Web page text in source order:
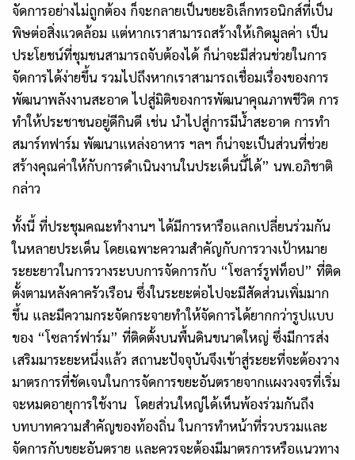
จัดการอย่างไม่ถูกต้อง ก็จะกลายเป็นขยะอิเล็กทรอนิกส์ที่เป็น
พิษต่อสิ่งแวดล้อม แต่หากเราสามารถสร้างให้เกิดมูลค่า เป็น
ประโยชน์ที่ชุมชนสามารถจับต้องได้ ก็น่าจะมีส่วนช่วยในการ
จัดการได้ง่ายขึ้น รวมไปถึงหากเราสามารถเชื่อมเรื่องของการ
พัฒนาพลังงานสะอาด ไปสู่มิติของการพัฒนาคุณภาพชีวิต การ
ทำให้ประชาชนอยู่ดีกินดี เช่น นำไปสู่การมีน้ำสะอาด การทำ
สมาร์ทฟาร์ม พัฒนาแหล่งอาหาร ฯลฯ ก็น่าจะเป็นส่วนที่ช่วย
สร้างคุณค่าให้กับการดำเนินงานในประเด็นนี้ได้” นพ.อภิชาติ
กล่าว
ทั้งนี้ ที่ประชุมคณะทำงานฯ ได้มีการหารือแลกเปลี่ยนร่วมกัน
ในหลายประเด็น โดยเฉพาะความสำคัญกับการวางเป้าหมาย
ระยะยาวในการวางระบบการจัดการกับ “โซลาร์รูฟท็อป” ที่ติด
ตั้งตามหลังคาครัวเรือน ซึ่งในระยะต่อไปจะมีสัดส่วนเพิ่มมาก
ขึ้น และมีความกระจัดกระจายทำให้จัดการได้ยากกว่ารูปแบบ
ของ “โซลาร์ฟาร์ม” ที่ติดตั้งบนพื้นดินขนาดใหญ่ ซึ่งมีการส่ง
เสริมมาระยะหนึ่งแล้ว สถานะปัจจุบันจึงเข้าสู่ระยะที่จะต้องวาง
มาตรการที่ชัดเจนในการจัดการขยะอันตรายจากแผงวงจรที่เริ่ม
จะหมดอายุการใช้งาน โดยส่วนใหญ่ได้เห็นพ้องร่วมกันถึง
บทบาทความสำคัญของท้องถิ่น ในการทำหน้าที่รวบรวมและ
จัดการกับขยะอันตราย และควรจะต้องมีมาตรการหรือแนวทาง